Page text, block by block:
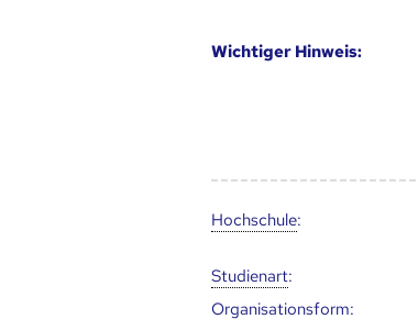
Wich­ti­ger Hin­weis:
Hoch­schule:
Studienart:
Organisationsform: